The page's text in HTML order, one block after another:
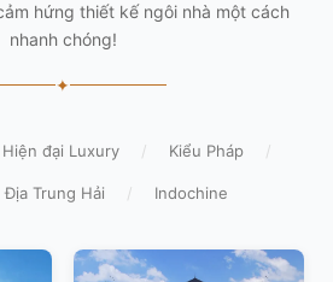
hứng thiết kế ngôi nhà một cách
nhanh chóng!
✦
Hiện đại Luxury / Kiểu Pháp /
Địa Trung Hải / Indochine